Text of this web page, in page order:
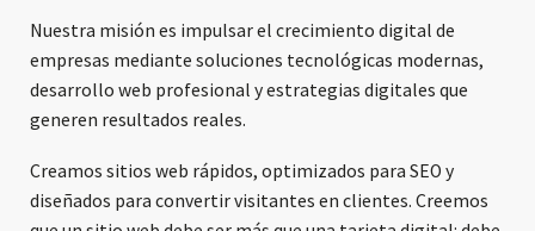
Nuestra misión es impulsar el crecimiento digital de
empresas mediante soluciones tecnológicas modernas,
desarrollo web profesional y estrategias digitales que
generen resultados reales.
Creamos sitios web rápidos, optimizados para SEO y
diseñados para convertir visitantes en clientes. Creemos